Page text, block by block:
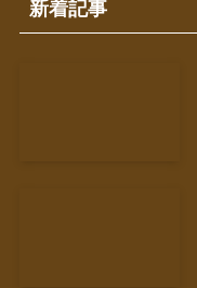
新着記事